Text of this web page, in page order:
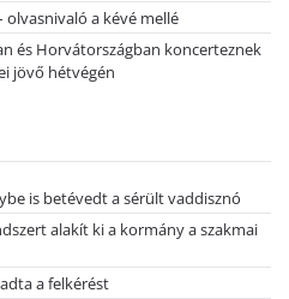
olvasnivaló a kévé mellé
és Horvátországban koncerteznek
jövő hétvégén
is betévedt a sérült vaddisznó
alakít ki a kormány a szakmai
a felkérést